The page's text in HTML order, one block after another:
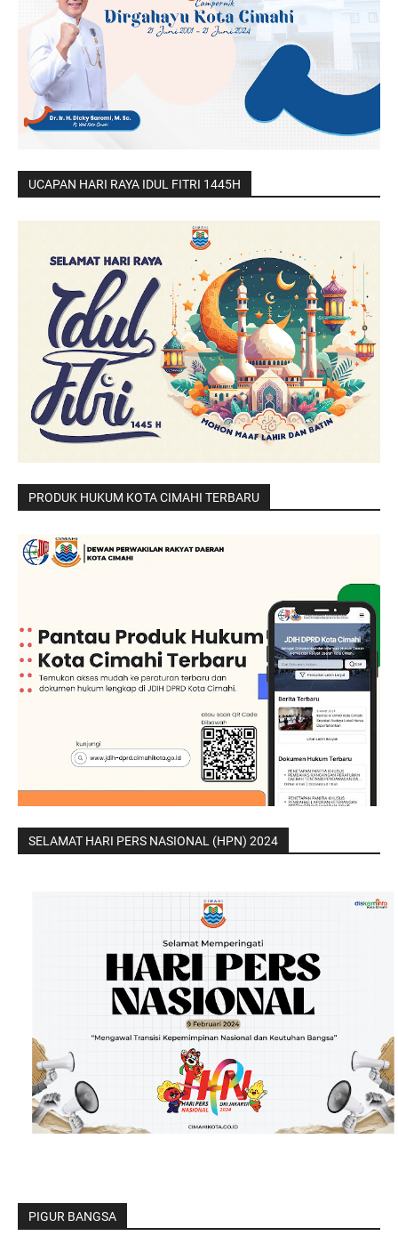
UCAPAN HARI RAYA IDUL FITRI 1445H
PRODUK HUKUM KOTA CIMAHI TERBARU
SELAMAT HARI PERS NASIONAL (HPN) 2024
PIGUR BANGSA